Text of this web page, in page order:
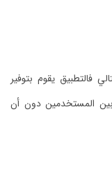
فالتطبيق يقوم بتوفير
بين المستخدمين دون أن